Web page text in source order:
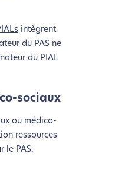
intègrent
du PAS ne
du PIAL
sociaux
ou médico-
ressources
le PAS.